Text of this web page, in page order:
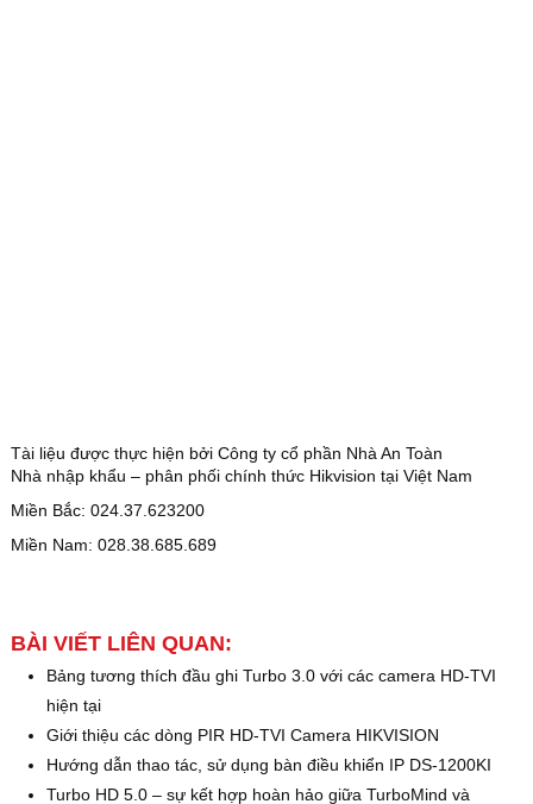
Tài liệu được thực hiện bởi Công ty cổ phần Nhà An Toàn
Nhà nhập khẩu – phân phối chính thức Hikvision tại Việt Nam
Miền Bắc: 024.37.623200
Miền Nam: 028.38.685.689
BÀI VIẾT LIÊN QUAN:
Bảng tương thích đầu ghi Turbo 3.0 với các camera HD-TVI
hiện tại
Giới thiệu các dòng PIR HD-TVI Camera HIKVISION
Hướng dẫn thao tác, sử dụng bàn điều khiển IP DS-1200KI
Turbo HD 5.0 – sự kết hợp hoàn hảo giữa TurboMind và